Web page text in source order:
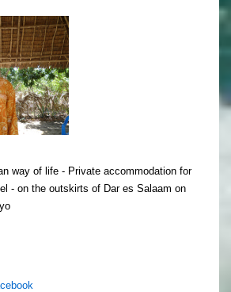
way of life - Private accommodation for
- on the outskirts of Dar es Salaam on